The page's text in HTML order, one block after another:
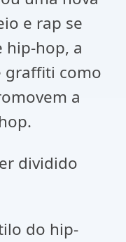
e rap se
hop, a
graffiti como
a
dividido
do hip-